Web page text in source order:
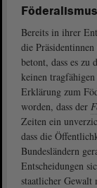
Bereits in ihrer
die
betont, dass es zu
keinen
Erklärung zum
worden, dass der
Zeiten ein
dass die
Bundesländern
Entscheidungen
staatlicher Gewalt